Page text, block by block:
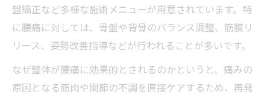
盤矯正など多様な施術メニューが用意されています。特
に腰痛に対しては、骨盤や背骨のバランス調整、筋膜リ
リース、姿勢改善指導などが行われることが多いです。
なぜ整体が腰痛に効果的とされるのかというと、痛みの
原因となる筋肉や関節の不調を直接ケアするため、再発